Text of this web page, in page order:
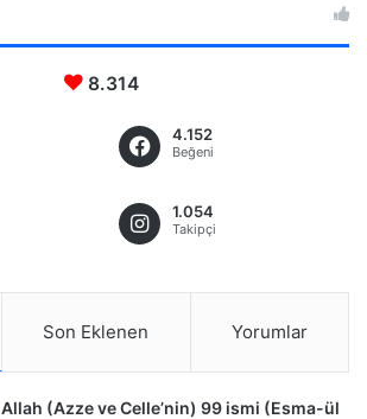
8.314
4.152
Beğeni
1.054
Takipçi
Son Eklenen Yorumlar
Allah (Azze ve Celle’nin) 99 ismi (Esma-ül